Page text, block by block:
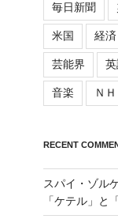
毎日新聞
米国 経済
芸能界
音楽 ＮＨ
RECENT
スパイ・ゾル
「ケテル」と